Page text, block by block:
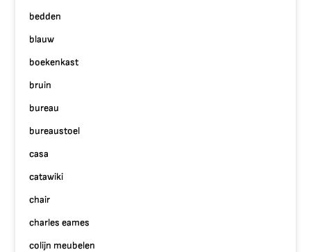
bedden
blauw
boekenkast
bruin
bureau
bureaustoel
casa
catawiki
chair
charles eames
colijn meubelen